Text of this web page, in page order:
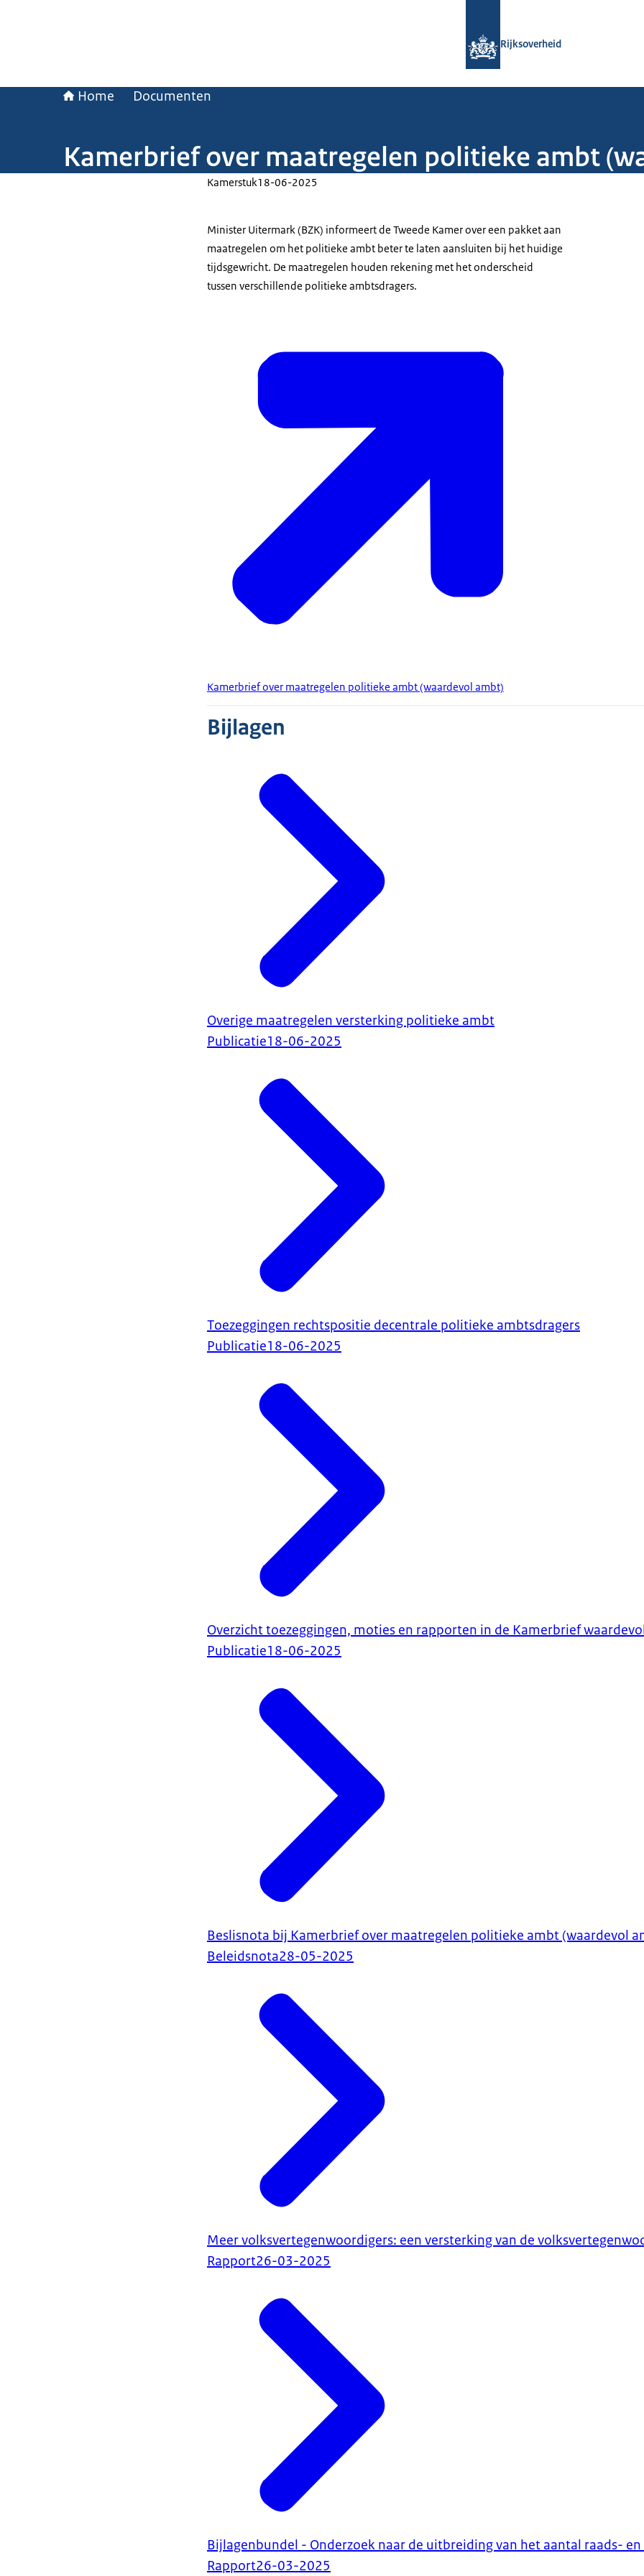
Rijksoverheid
Home Documenten
Kamerbrief over maatregelen politieke ambt
Kamerstuk18-06-2025
Minister Uitermark (BZK) informeert de Tweede Kamer over een pakket aan
maatregelen om het politieke ambt beter te laten aansluiten bij het huidige
tijdsgewricht. De maatregelen houden rekening met het onderscheid
tussen verschillende politieke ambtsdragers.
Kamerbrief over maatregelen politieke ambt (waardevol ambt)
Bijlagen
Overige maatregelen versterking politieke ambt
Publicatie18-06-2025
Toezeggingen rechtspositie decentrale politieke ambtsdragers
Publicatie18-06-2025
Overzicht toezeggingen, moties en rapporten in de Kamerbrief
Publicatie18-06-2025
Beslisnota bij Kamerbrief over maatregelen politieke ambt (waardevol
Beleidsnota28-05-2025
Meer volksvertegenwoordigers: een versterking van de
Rapport26-03-2025
Bijlagenbundel - Onderzoek naar de uitbreiding van het aantal raads-
Rapport26-03-2025